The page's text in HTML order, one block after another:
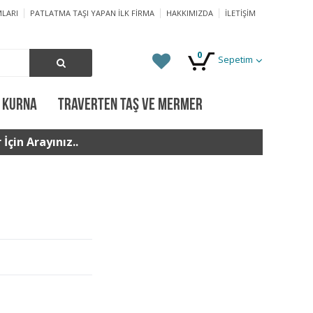
PATLATMA TAŞI YAPAN İLK FIRMA HAKKIMIZDA İLETIŞIM
Sepetim
0
TRAVERTEN TAŞ VE MERMER
Arayınız..